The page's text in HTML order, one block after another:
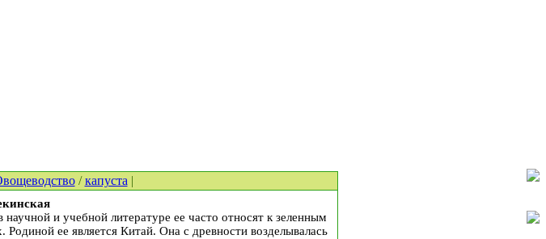
/капуста |
и учебной литературе ее часто относят к зеленным
ее является Китай. Она с древности возделывалась